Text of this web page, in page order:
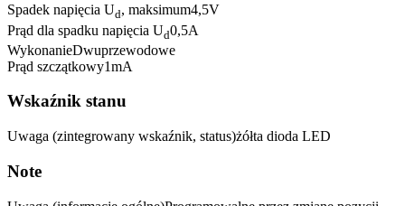
Spadek napięcia Ud, maksimum4,5V
Prąd dla spadku napięcia Ud0,5A
WykonanieDwuprzewodowe
Prąd szczątkowy1mA
Wskaźnik stanu
Uwaga (zintegrowany wskaźnik, status)żółta dioda LED
Note